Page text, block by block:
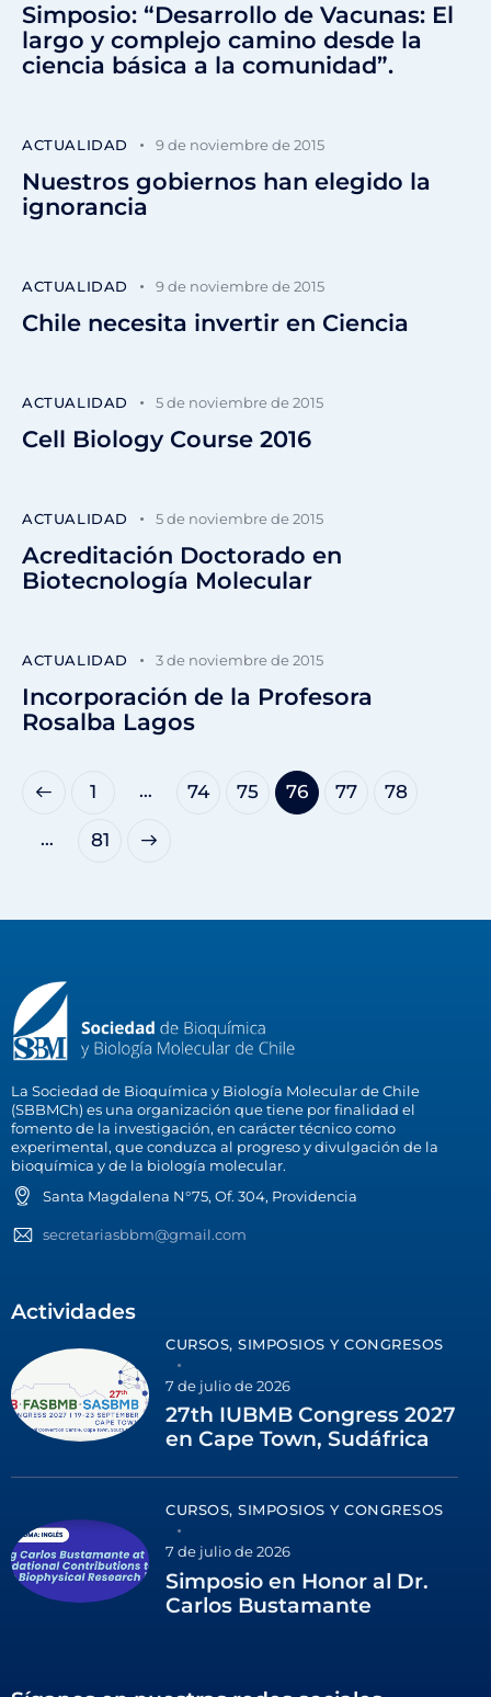
Simposio: “Desarrollo de Vacunas: El
largo y complejo camino desde la
ciencia básica a la comunidad”.
ACTUALIDAD 9 de noviembre de 2015
Nuestros gobiernos han elegido la
ignorancia
ACTUALIDAD 9 de noviembre de 2015
Chile necesita invertir en Ciencia
ACTUALIDAD 5 de noviembre de 2015
Cell Biology Course 2016
ACTUALIDAD 5 de noviembre de 2015
Acreditación Doctorado en
Biotecnología Molecular
ACTUALIDAD 3 de noviembre de 2015
Incorporación de la Profesora
Rosalba Lagos
1 … 74 75 76 77 78
… 81
>
La Sociedad de Bioquímica y Biología Molecular de Chile
(SBBMCh) es una organización que tiene por finalidad el
fomento de la investigación, en carácter técnico como
experimental, que conduzca al progreso y divulgación de la
bioquímica y de la biología molecular.
Santa Magdalena N°75, Of. 304, Providencia
secretariasbbm@gmail.com
Actividades
CURSOS, SIMPOSIOS Y CONGRESOS
7 de julio de 2026
27th IUBMB Congress 2027
en Cape Town, Sudáfrica
CURSOS, SIMPOSIOS Y CONGRESOS
7 de julio de 2026
Simposio en Honor al Dr.
Carlos Bustamante